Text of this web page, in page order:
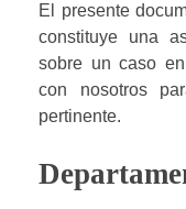
El presente
constituye una
sobre un caso
con nosotros
pertinente.